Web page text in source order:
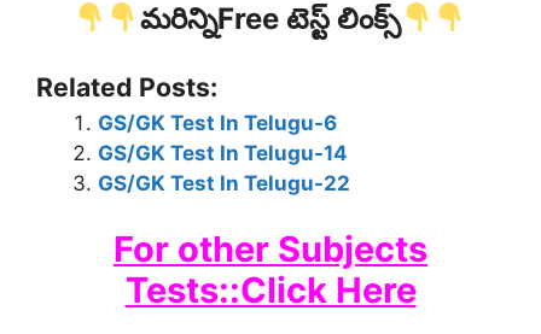
మరిన్నిFree టెస్ట్ లింక్స్
Related Posts:
GS/GK Test In Telugu-6
GS/GK Test In Telugu-14
GS/GK Test In Telugu-22
For other Subjects
Tests::Click Here